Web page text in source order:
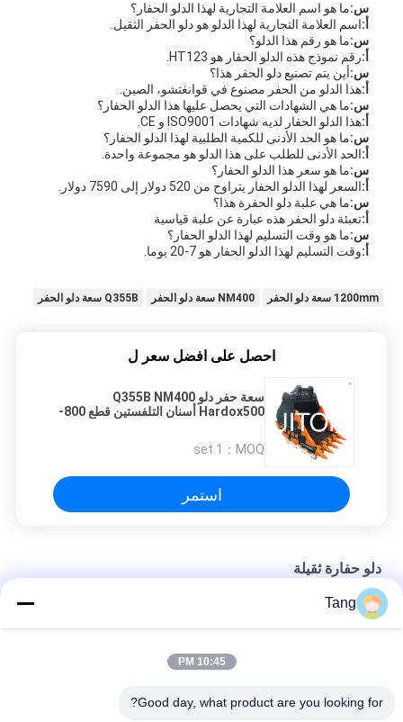
س:ما هو اسم العلامة التجارية لهذا الدلو الحفار؟
أ:اسم العلامة التجارية لهذا الدلو هو دلو الحفر الثقيل.
س:ما هو رقم هذا الدلو؟
أ:رقم نموذج هذه الدلو الحفار هو HT123.
س:أين يتم تصنيع دلو الحفر هذا؟
أ:هذا الدلو من الحفر مصنوع في قوانغتشو، الصين.
س:ما هي الشهادات التي يحصل عليها هذا الدلو الحفار؟
أ:هذا الدلو الحفار لديه شهادات ISO9001 و CE.
س:ما هو الحد الأدنى للكمية الطلبية لهذا الدلو الحفار؟
أ:الحد الأدنى للطلب على هذا الدلو هو مجموعة واحدة.
س:ما هو سعر هذا الدلو الحفار؟
أ:السعر لهذا الدلو الحفار يتراوح من 520 دولار إلى 7590 دولار.
س:ما هي علبة دلو الحفرة هذا؟
أ:تعبئة دلو الحفر هذه عبارة عن علبة قياسية
س:ما هو وقت التسليم لهذا الدلو الحفار؟
أ:وقت التسليم لهذا الدلو الحفار هو 7-20 يوما.
1200mm سعة دلو الحفر NM400 سعة دلو الحفر Q355B سعة دلو الحفر
احصل على افضل سعر ل
سعة حفر دلو Q355B NM400
Hardox500 أسنان التلفستين قطع 800-
MOQ：
1 set
استمر
دلو حفارة ثقيلة
الخلفي
حفار مجنزر دلو ثقيل لـ R150 R200 R220
Tang
10:45 PM
Good day, what product are you looking for?